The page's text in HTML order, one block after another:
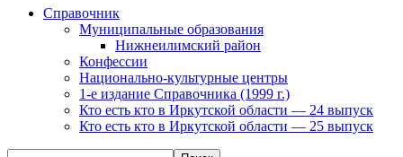
Справочник
Муниципальные образования
Нижнеилимский район
Конфессии
Национально-культурные центры
1-е издание Справочника (1999 г.)
Кто есть кто в Иркутской области — 24 выпуск
Кто есть кто в Иркутской области — 25 выпуск